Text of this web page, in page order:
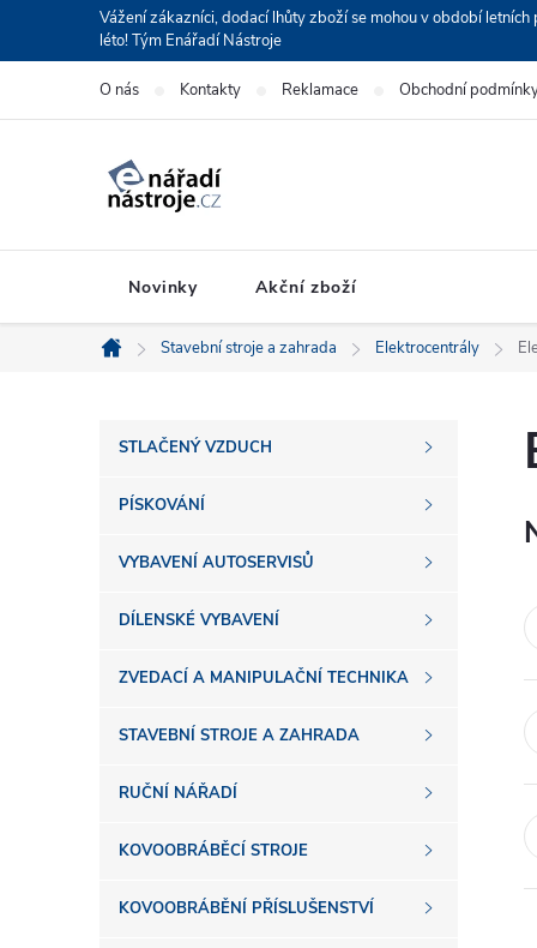
Vážení zákazníci, dodací lhůty zboží se mohou v období
léto! Tým Enářadí Nástroje
O nás Kontakty Reklamace Obchodní
Novinky Akční zboží
Domů
Stavební stroje a zahrada Elektrocentrály
P
o
s
a
n
n
STLAČENÝ VZDUCH
PÍSKOVÁNÍ
VYBAVENÍ AUTOSERVISŮ
DÍLENSKÉ VYBAVENÍ
ZVEDACÍ A MANIPULAČNÍ TECHNIKA
STAVEBNÍ STROJE A ZAHRADA
RUČNÍ NÁŘADÍ
KOVOOBRÁBĚCÍ STROJE
KOVOOBRÁBĚNÍ PŘÍSLUŠENSTVÍ